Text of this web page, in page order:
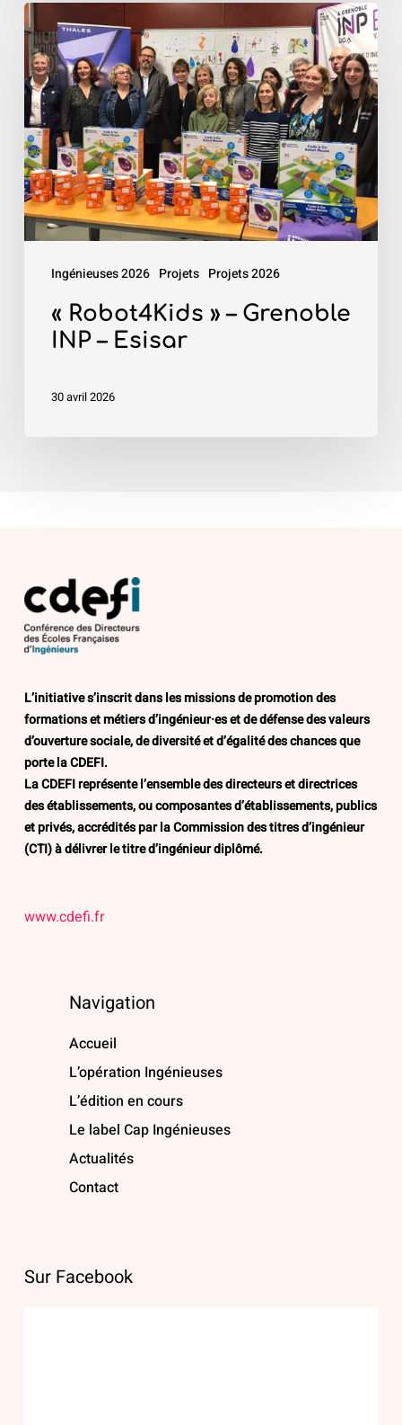
Ingénieuses 2026 Projets Projets 2026
«
Robot4Kids
»
–
Grenoble
INP
–
Esisar
« Robot4Kids » – Grenoble
INP – Esisar
30 avril 2026
L’initiative s’inscrit dans les missions de promotion des
formations et métiers d’ingénieur·es et de défense des valeurs
d’ouverture sociale, de diversité et d’égalité des chances que
porte la CDEFI.
La CDEFI représente l’ensemble des directeurs et directrices
des établissements, ou composantes d’établissements, publics
et privés, accrédités par la Commission des titres d’ingénieur
(CTI) à délivrer le titre d’ingénieur diplômé.
www.cdefi.fr
Navigation
Accueil
L’opération Ingénieuses
L’édition en cours
Le label Cap Ingénieuses
Actualités
Contact
Sur Facebook